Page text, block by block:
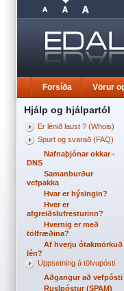
Forsíða Vörur
Hjálp og hjálpartól
Er lénið laust ? (Whois)
Spurt og svarað (FAQ)
Nafnaþjónar okkar -
DNS
Samanburður
vefpakka
Hvar er hýsingin?
Hver er
afgreiðslufresturinn?
Hvernig er með
tölfræðina?
Af hverju ótakmörkuð
lén?
Uppsetning á tölvupósti
Aðgangur að vefpósti
Ruslpóstur (SPAM)